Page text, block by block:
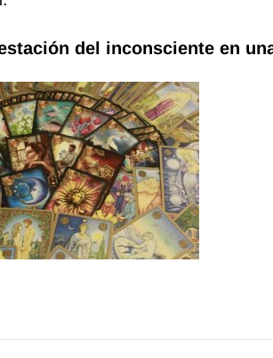
del inconsciente en